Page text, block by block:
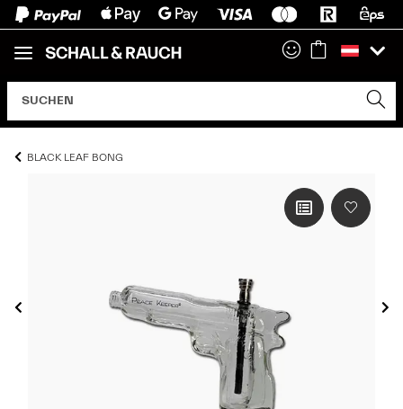
BLACK LEAF BONG